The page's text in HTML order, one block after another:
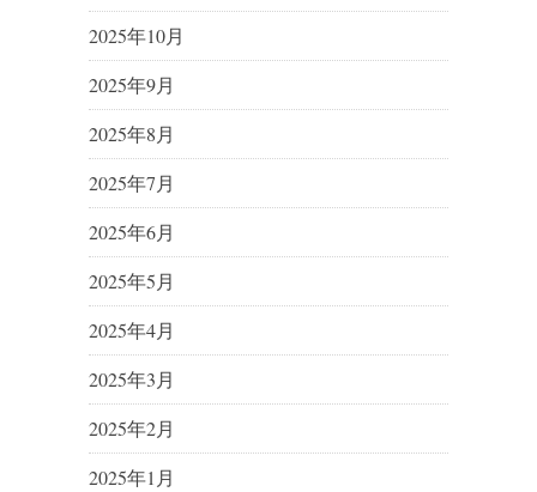
2025年10月
2025年9月
2025年8月
2025年7月
2025年6月
2025年5月
2025年4月
2025年3月
2025年2月
2025年1月